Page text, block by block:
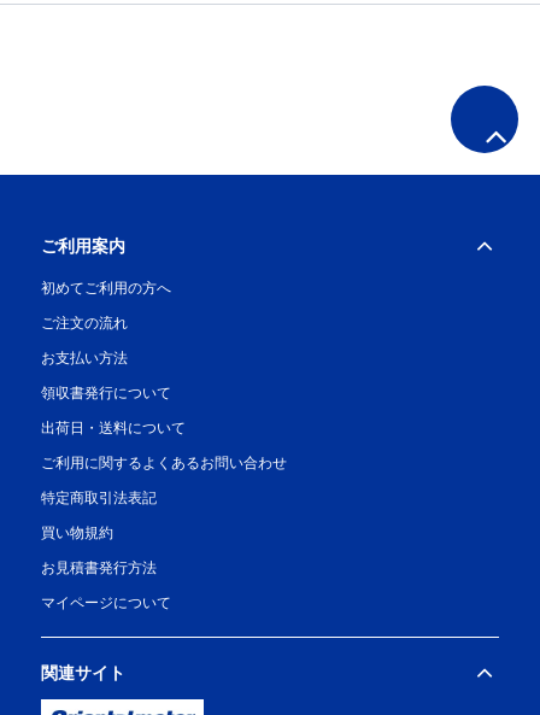
ご利用案内
初めてご利用の方へ
ご注文の流れ
お支払い方法
領収書発行について
出荷日・送料について
ご利用に関するよくあるお問い合わせ
特定商取引法表記
買い物規約
お見積書発行方法
マイページについて
関連サイト